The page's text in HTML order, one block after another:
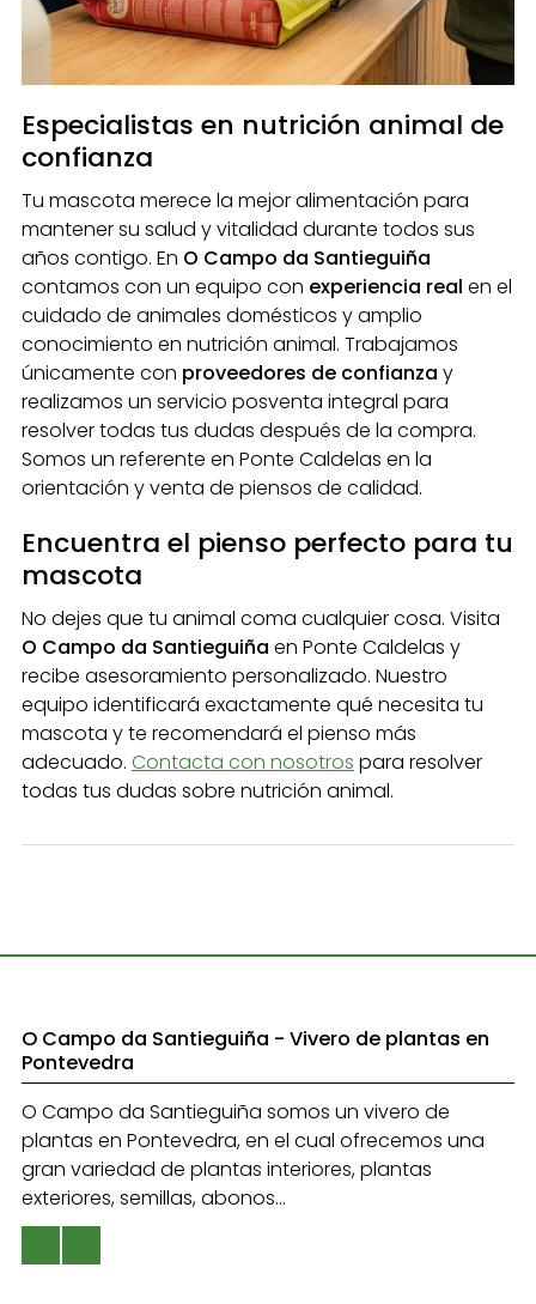
Especialistas en nutrición animal de
confianza
Tu mascota merece la mejor alimentación para
mantener su salud y vitalidad durante todos sus
años contigo. En O Campo da Santieguiña
contamos con un equipo con experiencia real en el
cuidado de animales domésticos y amplio
conocimiento en nutrición animal. Trabajamos
únicamente con proveedores de confianza y
realizamos un servicio posventa integral para
resolver todas tus dudas después de la compra.
Somos un referente en Ponte Caldelas en la
orientación y venta de piensos de calidad.
Encuentra el pienso perfecto para tu
mascota
No dejes que tu animal coma cualquier cosa. Visita
O Campo da Santieguiña en Ponte Caldelas y
recibe asesoramiento personalizado. Nuestro
equipo identificará exactamente qué necesita tu
mascota y te recomendará el pienso más
adecuado. Contacta con nosotros para resolver
todas tus dudas sobre nutrición animal.
O Campo da Santieguiña - Vivero de plantas en
Pontevedra
O Campo da Santieguiña somos un vivero de
plantas en Pontevedra, en el cual ofrecemos una
gran variedad de plantas interiores, plantas
exteriores, semillas, abonos...